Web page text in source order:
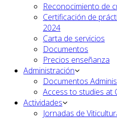
Reconocimiento de
Certificación de
2024
Carta de servicios
Documentos
Precios enseñanza
Administración
Documentos
Access to studies at
Actividades
Jornadas de